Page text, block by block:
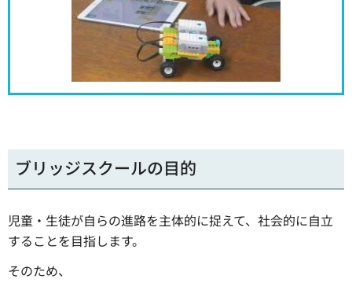
ブリッジスクールの目的
児童・生徒が自らの進路を主体的に捉えて、社会的に自立
することを目指します。
そのため、